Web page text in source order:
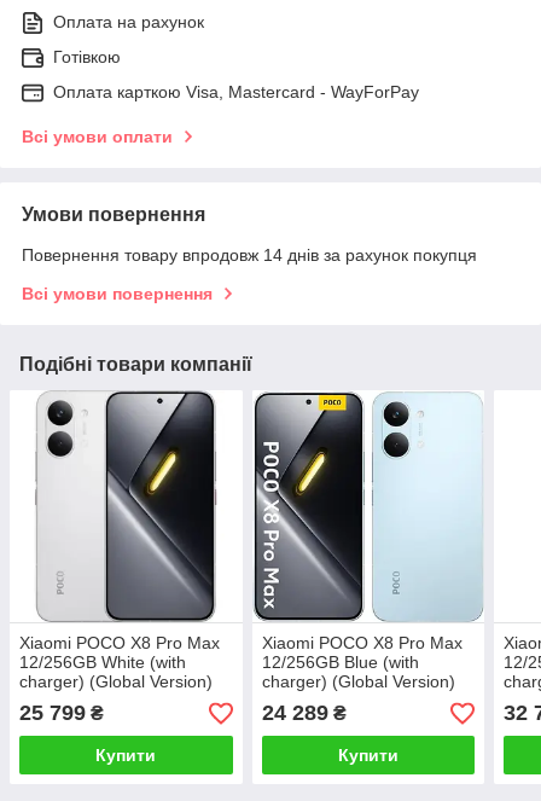
Оплата на рахунок
Готівкою
Оплата карткою Visa, Mastercard - WayForPay
Всі умови оплати
Умови повернення
Повернення товару впродовж 14 днів за рахунок покупця
Всі умови повернення
Подібні товари компанії
Xiaomi POCO X8 Pro Max
12/256GB White (with
charger) (Global Version)
25 799 ₴
Купити
Xiaomi POCO X8 Pro Max
12/256GB Blue (with
charger) (Global Version)
24 289₴
Купити
12/
32